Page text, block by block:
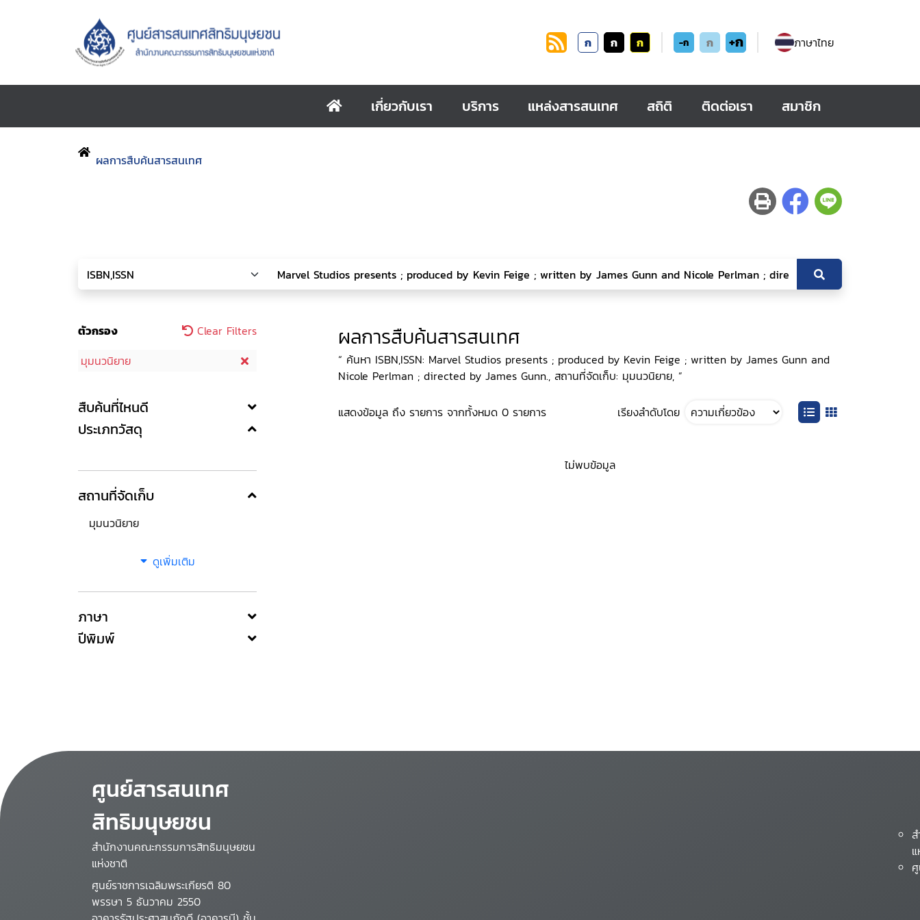
ก ก ก -ก ก +ก ภาษาไทย
เกี่ยวกับเรา บริการ แหล่งสารสนเทศ สถิติ ติดต่อเรา สมาชิก
ผลการสืบค้นสารสนเทศ
ตัวกรอง
Clear Filters
มุมนวนิยาย
สืบค้นที่ไหนดี
ประเภทวัสดุ
สถานที่จัดเก็บ
มุมนวนิยาย
ดูเพิ่มเติม
ภาษา
ปีพิมพ์
ผลการสืบค้นสารสนเทศ
“ ค้นหา ISBN,ISSN: Marvel Studios presents ; produced by Kevin Feige ; written by James Gunn and
Nicole Perlman ; directed by James Gunn., สถานที่จัดเก็บ: มุมนวนิยาย, ”
แสดงข้อมูล ถึง รายการ จากทั้งหมด 0 รายการ เรียงลำดับโดย
ไม่พบข้อมูล
ศูนย์สารสนเทศ
สิทธิมนุษยชน
สำนักงานคณะกรรมการสิทธิมนุษยชน
แห่งชาติ
ศูนย์ราชการเฉลิมพระเกียรติ 80
พรรษา 5 ธันวาคม 2550